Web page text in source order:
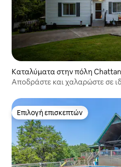
Καταλύματα στην πόλη
Αποδράστε και χαλαρώστε σε
Επιλογή επισκεπτών
Επιλογή επισκεπτών